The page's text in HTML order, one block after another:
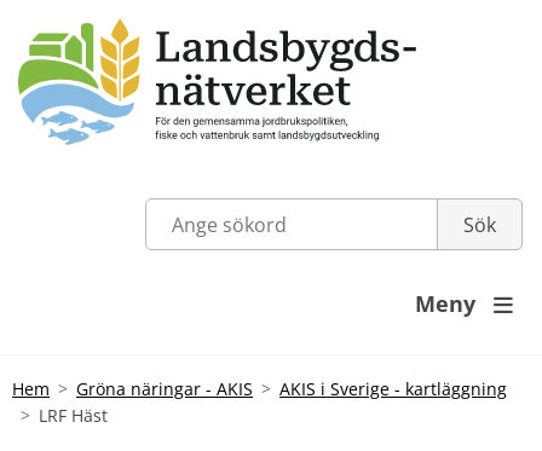
Meny 
Hem Gröna näringar - AKIS
AKIS i Sverige - kartläggning
LRF Häst